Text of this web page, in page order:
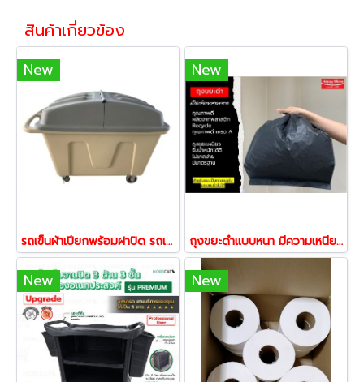
สินค้าเกี่ยวข้อง
New
รถเข็นผ้าเปียกพร้อมฝาปิด รถเข็นอเนกประสงค์ รถเข็นถัง รถเข็นแยกขยะ รถเข็นของ รถเข็นถังพลาสติก 350-525กก HORECAT
New
ถุงขยะดำแบบหนา มีความเหนียวทนทาน
New New